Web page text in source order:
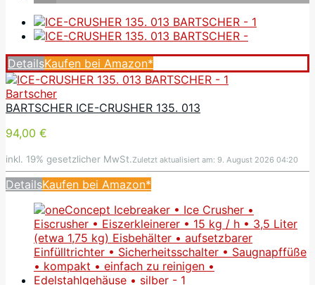
DetailsKaufen bei Amazon*
Bartscher
BARTSCHER ICE-CRUSHER 135. 013
94,00 €
inkl. 19% gesetzlicher MwSt.Zuletzt aktualisiert am: 9. August 2026 04:20
DetailsKaufen bei Amazon*